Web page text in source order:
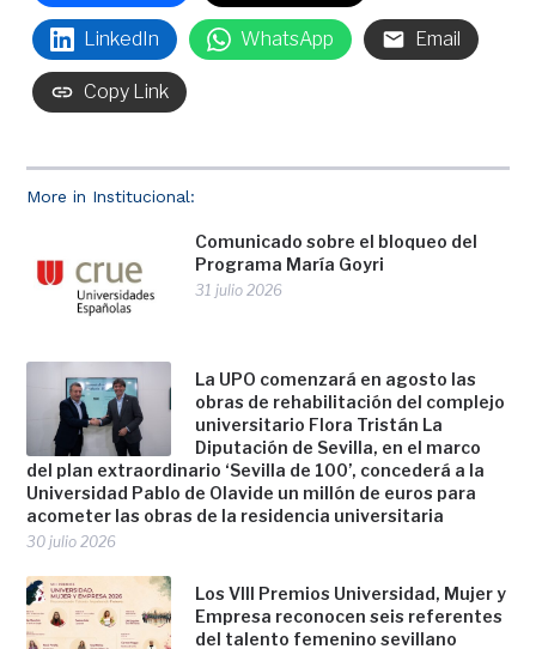
More in Institucional:
Comunicado sobre el bloqueo del
Programa María Goyri
31 julio 2026
La UPO comenzará en agosto las
obras de rehabilitación del complejo
universitario Flora Tristán La
Diputación de Sevilla, en el marco
del plan extraordinario ‘Sevilla de 100’, concederá a la
Universidad Pablo de Olavide un millón de euros para
acometer las obras de la residencia universitaria
30 julio 2026
Los VIII Premios Universidad, Mujer y
Empresa reconocen seis referentes
del talento femenino sevillano
LinkedIn WhatsApp Email
Copy Link